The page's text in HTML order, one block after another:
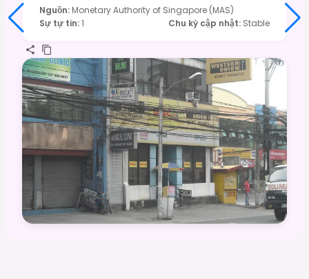
Nguồn: Monetary Authority of Singapore (MAS)
Sự tự tin:1 Chu kỳ cập nhật: Stable